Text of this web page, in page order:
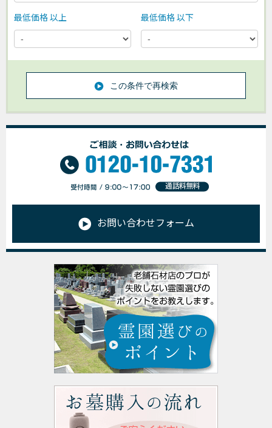
最低価格 以上 最低価格 以下
この条件で再検索
お問い合わせフォーム